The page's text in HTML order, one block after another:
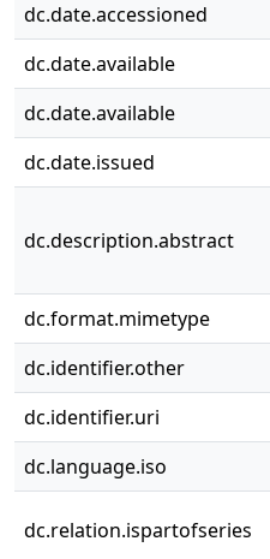
dc.date.accessioned
dc.date.available
dc.date.available
dc.date.issued
dc.description.abstract
dc.format.mimetype
dc.identifier.other
dc.identifier.uri
dc.language.iso
dc.relation.ispartofseries